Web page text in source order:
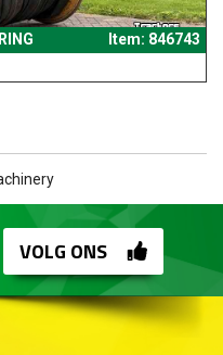
Item: 846743
VOLG ONS